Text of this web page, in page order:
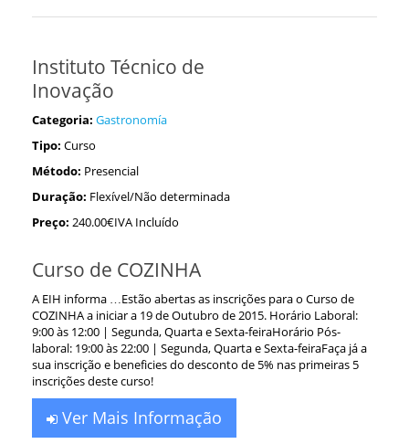
Instituto Técnico de
Inovação
Categoria: Gastronomía
Tipo: Curso
Método: Presencial
Duração: Flexível/Não determinada
Preço: 240.00€IVA Incluído
Curso de COZINHA
A EIH informa …Estão abertas as inscrições para o Curso de
COZINHA a iniciar a 19 de Outubro de 2015. Horário Laboral:
9:00 às 12:00 | Segunda, Quarta e Sexta-feiraHorário Pós-
laboral: 19:00 às 22:00 | Segunda, Quarta e Sexta-feiraFaça já a
sua inscrição e beneficies do desconto de 5% nas primeiras 5
inscrições deste curso!
Ver Mais Informação